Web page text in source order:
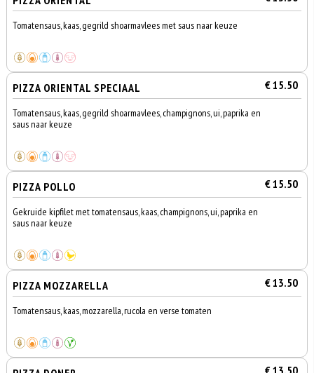
Tomatensaus, kaas, gegrild shoarmavlees met saus naar keuze
PIZZA ORIENTAL SPECIAAL € 15.50
Tomatensaus, kaas, gegrild shoarmavlees, champignons, ui, paprika en
saus naar keuze
PIZZA POLLO € 15.50
Gekruide kipfilet met tomatensaus, kaas, champignons, ui, paprika en
saus naar keuze
PIZZA MOZZARELLA € 13.50
Tomatensaus, kaas, mozzarella, rucola en verse tomaten
€ 13.50